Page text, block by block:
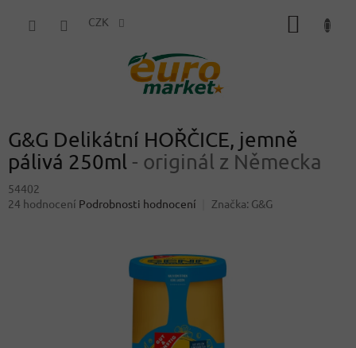
CZK
G&G Delikátní HOŘČICE, jemně
pálivá 250ml - originál z Německa
54402
Průměrné
24 hodnocení Podrobnosti hodnocení Značka: G&G